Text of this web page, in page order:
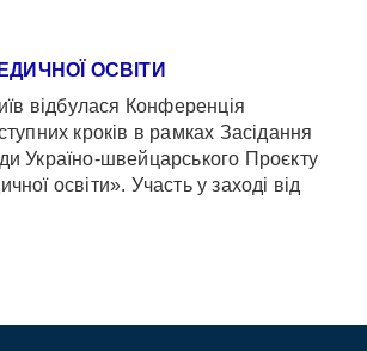
ОСВІТИ
відбулася Конференція
кроків в рамках Засідання
Україно-швейцарського Проєкту
освіти». Участь у заході від